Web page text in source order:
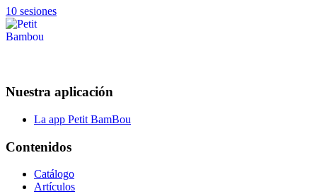
10 sesiones
Nuestra aplicación
La app Petit BamBou
Contenidos
Catálogo
Artículos